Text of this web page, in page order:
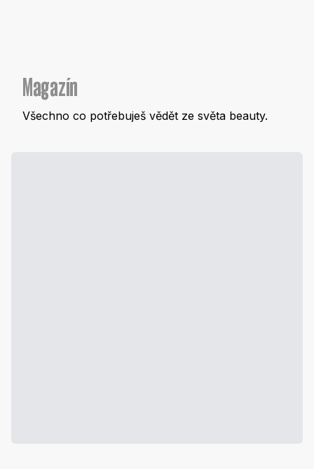
Magazín
Všechno co potřebuješ vědět ze světa beauty.